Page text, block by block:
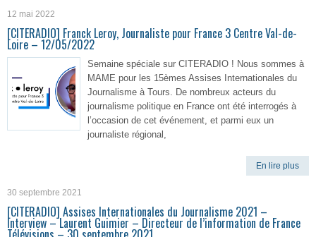
12 mai 2022
[CITERADIO] Franck Leroy, Journaliste pour France 3 Centre Val-de-
Loire – 12/05/2022
Semaine spéciale sur CITERADIO ! Nous sommes à
MAME pour les 15èmes Assises Internationales du
Journalisme à Tours. De nombreux acteurs du
journalisme politique en France ont été interrogés à
l’occasion de cet événement, et parmi eux un
journaliste régional,
En lire plus
30 septembre 2021
[CITERADIO] Assises Internationales du Journalisme 2021 –
Interview – Laurent Guimier – Directeur de l’information de France